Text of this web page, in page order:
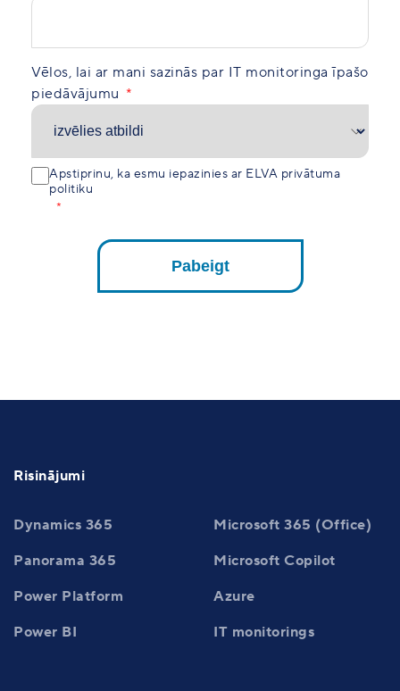
Vēlos, lai ar mani sazinās par IT monitoringa īpašo
piedāvājumu
Apstiprinu, ka esmu iepazinies ar ELVA privātuma
politiku
Pabeigt
Risinājumi
Dynamics 365
Microsoft 365 (Office)
Panorama 365
Microsoft Copilot
Power Platform
Azure
Power BI
IT monitorings